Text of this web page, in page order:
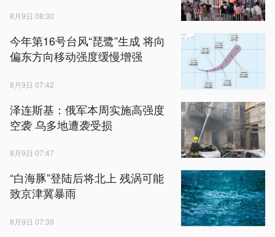
8月9日 08:30
今年第16号台风“琵鹭”生成 将向
偏东方向移动强度缓慢增强
8月9日 07:42
泽连斯基：俄军本周实施高强度
空袭 乌多地遭袭受损
8月9日 07:47
“白海豚”登陆后将北上 残涡可能
致京津冀暴雨
8月9日 07:39